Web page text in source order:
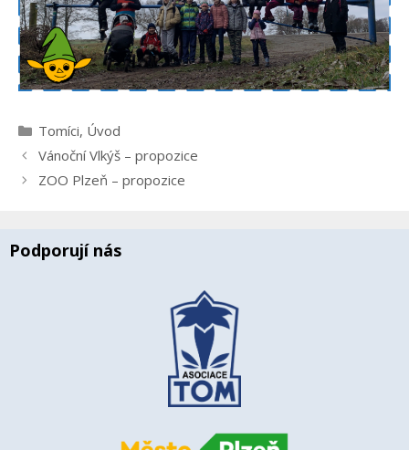
Rubriky
Tomíci, Úvod
Vánoční Vlkýš – propozice
ZOO Plzeň – propozice
Podporují nás